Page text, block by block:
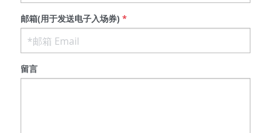
邮箱(用于发送电子入场券)*
留言